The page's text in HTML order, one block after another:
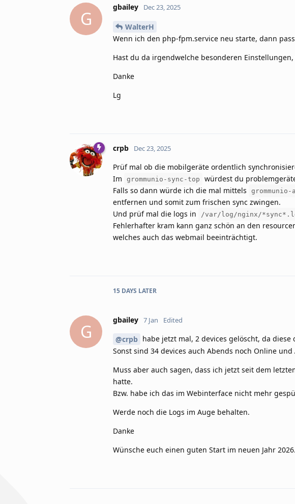
G
gbailey Dec 23, 2025
WalterH
Wenn ich den php-fpm.service neu starte, dann
Hast du da irgendwelche besonderen
Danke
Lg
crpb Dec 23, 2025
Prüf mal ob die mobilgeräte ordentlich
Im
grommunio-sync-top
würdest du
Falls so dann würde ich die mal mittels
entfernen und somit zum frischen sync zwingen.
Und prüf mal die logs in
/var/log/nginx/
Fehlerhafter kram kann ganz schön an den
welches auch das webmail beeinträchtigt.
15 DAYS LATER
G
gbailey 7 Jan Edited
@crpb habe jetzt mal, 2 devices gelöscht, da
Sonst sind 34 devices auch Abends noch Online
Muss aber auch sagen, dass ich jetzt seit dem
hatte.
Bzw. habe ich das im Webinterface nicht mehr
Werde noch die Logs im Auge behalten.
Danke
Wünsche euch einen guten Start im neuen Jahr 2026.